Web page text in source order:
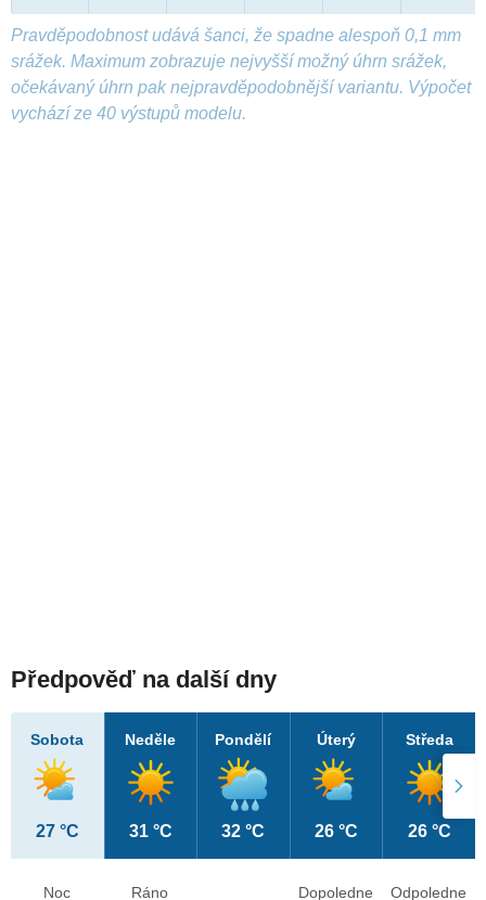
Pravděpodobnost udává šanci, že spadne alespoň 0,1 mm
srážek. Maximum zobrazuje nejvyšší možný úhrn srážek,
očekávaný úhrn pak nejpravděpodobnější variantu. Výpočet
vychází ze 40 výstupů modelu.
Předpověď na další dny
Sobota
27 °C
Neděle
31 °C
Pondělí
32 °C
Úterý
26 °C
Středa
26 °C
Noc
Ráno
Dopoledne
Odpoledne